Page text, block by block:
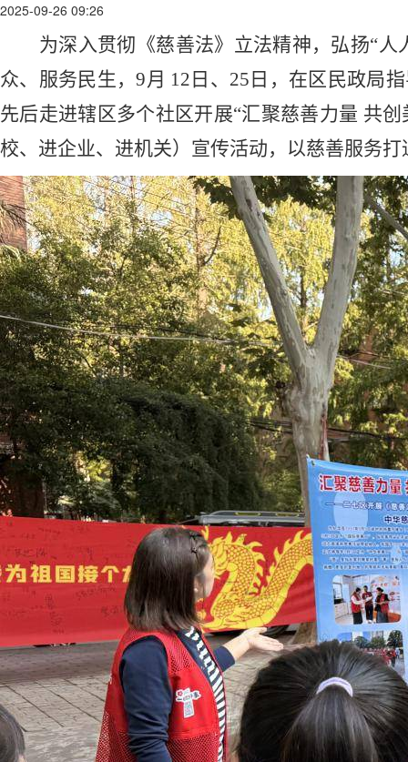
2025-09-26 09:26
为深入贯彻《慈善法》立法精神，弘扬“
众、服务民生，9月 12日、25日，在区民政局
先后走进辖区多个社区开展“汇聚慈善力量 共
校、进企业、进机关）宣传活动，以慈善服务打